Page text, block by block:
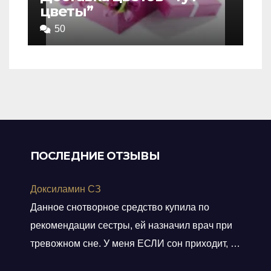
of
цветы”
50
ПОСЛЕДНИЕ ОТЗЫВЫ
Доксиламин СЗ
Данное снотворное средство купила по
рекомендации сестры, ей назначил врач при
тревожном сне. У меня ЕСЛИ сон приходит, то